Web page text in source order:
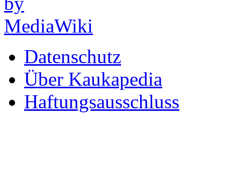
Datenschutz
Über Kaukapedia
Haftungsausschluss